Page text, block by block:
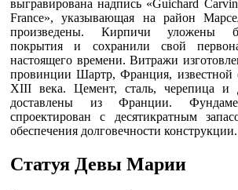
выгравирована надпись «Guichard
France», указывающая на район
произведены. Кирпичи уложены
покрытия и сохранили свой
настоящего времени. Витражи
провинции Шартр, Франция, известной
XIII века. Цемент, сталь, черепица
доставлены из Франции.
спроектирован с десятикратным
обеспечения долговечности конструкции.
Статуя Девы Марии